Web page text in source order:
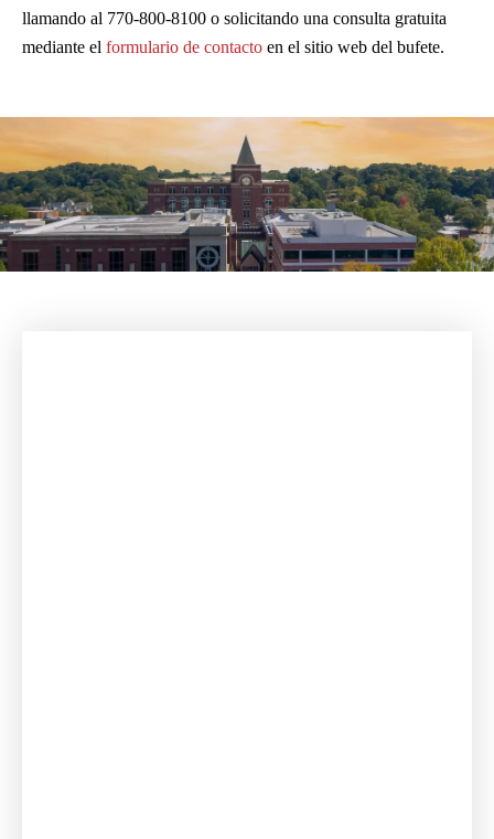
llamando al 770-800-8100 o solicitando una consulta gratuita
mediante el formulario de contacto en el sitio web del bufete.